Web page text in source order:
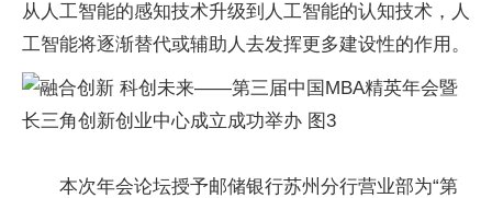
从人工智能的感知技术升级到人工智能的认知技术，人
工智能将逐渐替代或辅助人去发挥更多建设性的作用。
本次年会论坛授予邮储银行苏州分行营业部为“第